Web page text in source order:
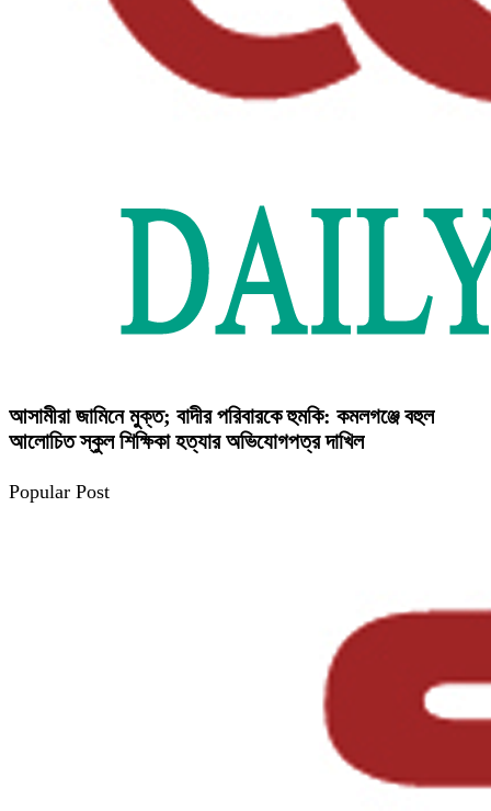
আসামীরা জামিনে মুক্ত; বাদীর পরিবারকে হুমকি: কমলগঞ্জে বহুল
আলোচিত স্কুল শিক্ষিকা হত্যার অভিযোগপত্র দাখিল
Popular Post